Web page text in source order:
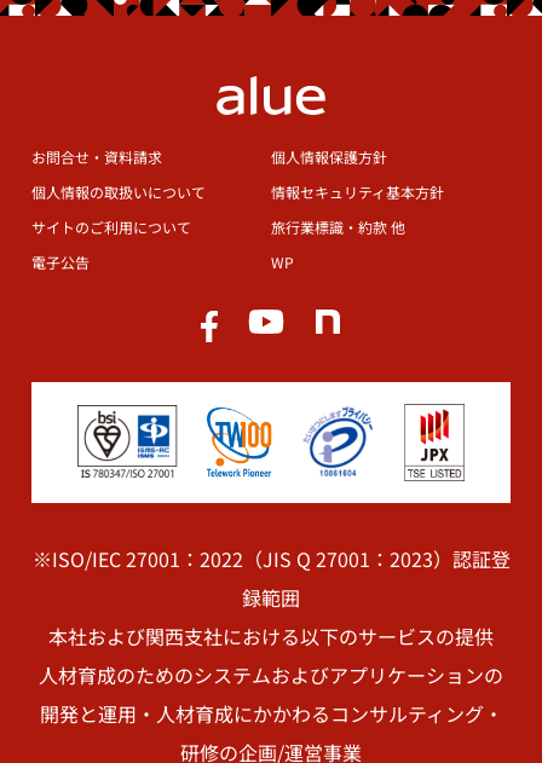
お問合せ・資料請求
個人情報保護方針
個人情報の取扱いについて
情報セキュリティ基本方針
サイトのご利用について
旅行業標識・約款 他
電子公告
WP
※ISO/IEC 27001：2022（JIS Q 27001：2023）認証登
録範囲
本社および関西支社における以下のサービスの提供
人材育成のためのシステムおよびアプリケーションの
開発と運用・人材育成にかかわるコンサルティング・
研修の企画/運営事業